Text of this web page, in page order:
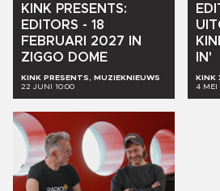
KINK PRESENTS:
EDITORS - 18
FEBRUARI
2027
IN
ZIGGO DOME
KINK PRESENTS, MUZIEKNIEUWS
22 JUNI 10:00
IN'
KINK
4 MEI